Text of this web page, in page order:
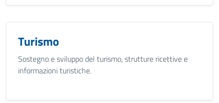
Turismo
Sostegno e sviluppo del turismo, strutture ricettive e
informazioni turistiche.